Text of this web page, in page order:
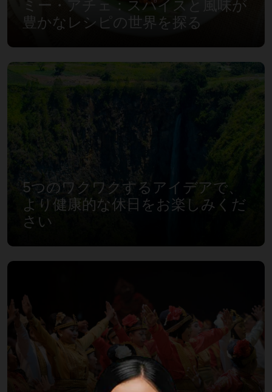
ミー・アチェ：スパイスと風味が
豊かなレシピの世界を探る
5つのワクワクするアイデアで、
より健康的な休日をお楽しみくだ
さい